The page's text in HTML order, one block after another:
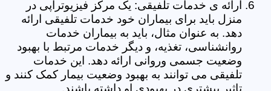
ارائه ی خدمات تلفیقی: یک مرکز فیزیوتراپی در
منزل باید برای بیماران خود خدمات تلفیقی ارائه
دهد. به عنوان مثال، باید به بیماران خدمات
روانشناسی، تغذیه، و دیگر خدمات مرتبط با بهبود
وضعیت جسمی وروانی ارائه دهد. این خدمات
تلفیقی می توانند به بهبود وضعیت بیمار کمک کنند و
تاثیر بیشتری در بهبودی او داشته باشند.